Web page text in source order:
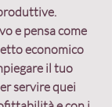
e pensa come
economico
il tuo
servire quei